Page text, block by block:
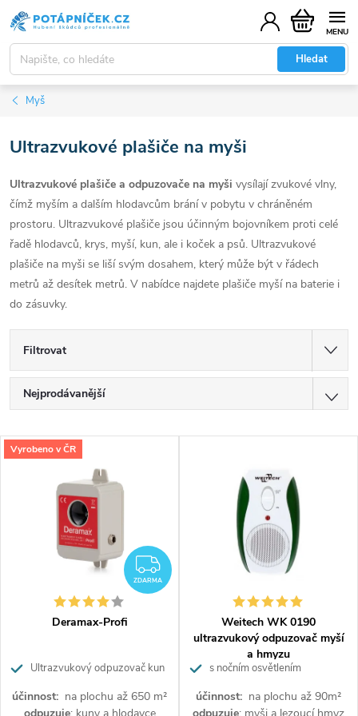
Přejít
na
obsah
Hledat
Nákupní
košík
Myš
Ultrazvukové plašiče na myši
Ultrazvukové plašiče a odpuzovače na myši vysílají zvukové vlny,
čímž myším a dalším hlodavcům brání v pobytu v chráněném
prostoru. Ultrazvukové plašiče jsou účinným bojovníkem proti celé
řadě hlodavců, krys, myší, kun, ale i koček a psů. Ultrazvukové
plašiče na myši se liší svým dosahem, který může být v řádech
metrů až desítek metrů. V nabídce najdete plašiče myší na baterie i
do zásuvky.
Filtrovat
a
e
Nejprodávanější
Nejlevnější
Nejdražší
Abecedně
V
ý
t
ů
Vyrobeno v ČR
ZDARMA
ZDARMA
Deramax-Profi
Ultrazvukový odpuzovač kun
účinnost: na plochu až 650 m²
Weitech WK 0190
ultrazvukový odpuzovač myší
a hmyzu
s nočním osvětlením
účinnost: na plochu až 90m²